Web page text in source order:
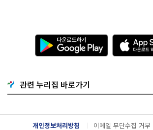
다
운
로
기
G
o
g
l
A
p
p
e
다
관련 누리집 바로가기
개인정보처리방침 이메일 무단수집 거부